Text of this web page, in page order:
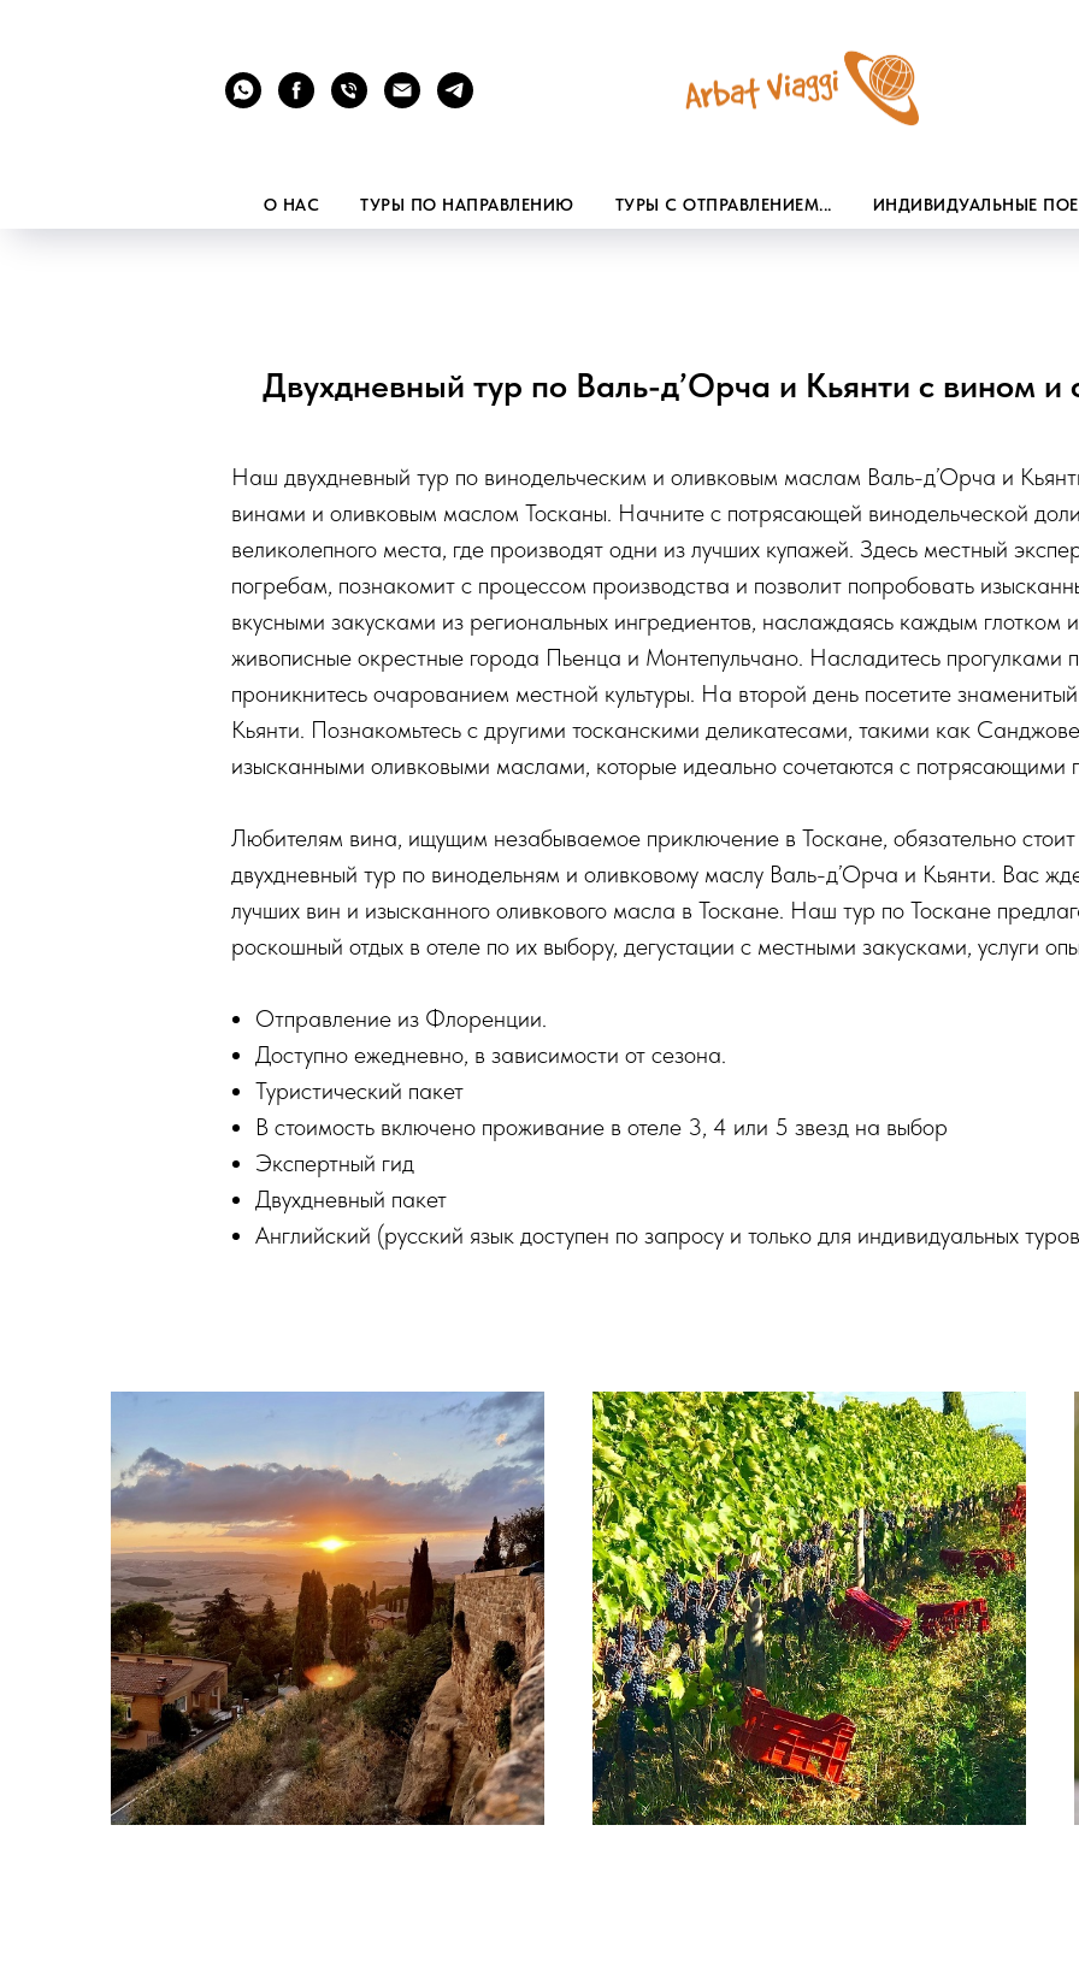
О НАС ТУРЫ ПО НАПРАВЛЕНИЮ ТУРЫ С ОТПРАВЛЕНИЕМ... ИНДИВИДУАЛЬНЫЕ
Двухдневный тур по Валь-д’Орча и Кьянти с вином
Наш двухдневный тур по винодельческим и оливковым маслам Валь-д’Орча и
винами и оливковым маслом Тосканы. Начните с потрясающей винодельческой
великолепного места, где производят одни из лучших купажей. Здесь местный
погребам, познакомит с процессом производства и позволит попробовать
вкусными закусками из региональных ингредиентов, наслаждаясь каждым глотком
живописные окрестные города Пьенца и Монтепульчано. Насладитесь прогулками
проникнитесь очарованием местной культуры. На второй день посетите
Кьянти. Познакомьтесь с другими тосканскими деликатесами, такими как
изысканными оливковыми маслами, которые идеально сочетаются с потрясающими
Любителям вина, ищущим незабываемое приключение в Тоскане, обязательно
двухдневный тур по винодельням и оливковому маслу Валь-д’Орча и Кьянти. Вас
лучших вин и изысканного оливкового масла в Тоскане. Наш тур по Тоскане
роскошный отдых в отеле по их выбору, дегустации с местными закусками, услуги
Отправление из Флоренции.
Доступно ежедневно, в зависимости от сезона.
Туристический пакет
В стоимость включено проживание в отеле 3, 4 или 5 звезд на выбор
Экспертный гид
Двухдневный пакет
Английский (русский язык доступен по запросу и только для индивидуальных